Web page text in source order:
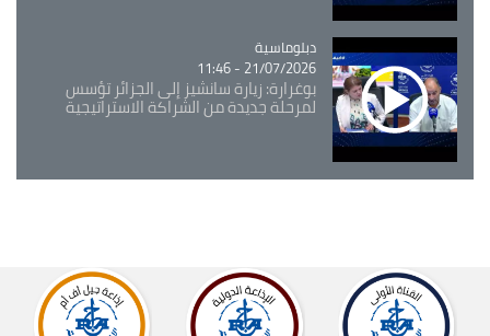
Catégorie
دبلوماسية
21/07/2026 - 11:46
بوغرارة: زيارة سانشيز إلى الجزائر تؤسس
لمرحلة جديدة من الشراكة الاستراتيجية